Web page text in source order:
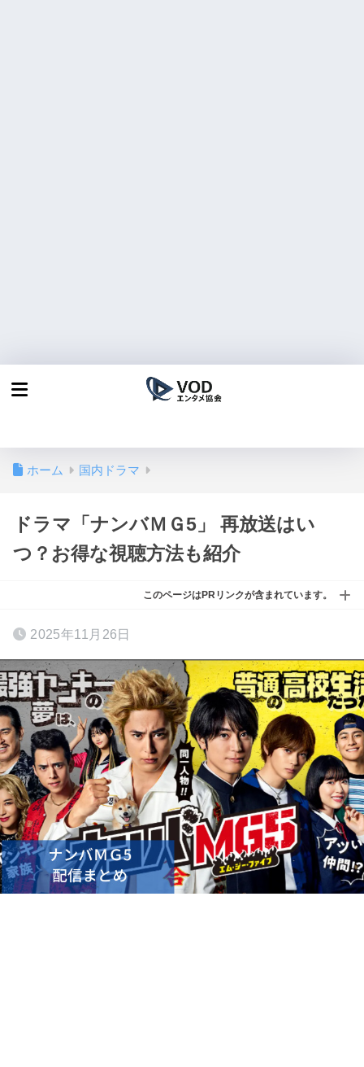
ホーム 国内ドラマ
ドラマ「ナンバＭＧ5」 再放送はい
つ？お得な視聴方法も紹介
このページはPRリンクが含まれています。
2025年11月26日